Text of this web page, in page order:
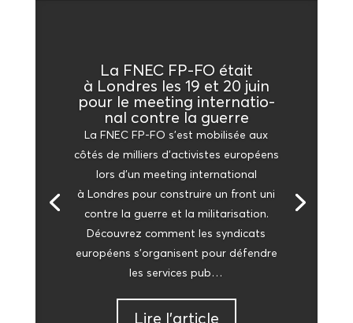
La FNEC FP-FO était
à Londres les 19 et 20 juin
pour le mee­ting inter­na­tio­
nal contre la guerre
La FNEC FP-FO s’est mobi­li­sée aux
côtés de mil­liers d’ac­ti­vistes euro­péens
lors d’un mee­ting inter­na­tio­nal
à Londres pour construire un front uni
contre la guerre et la mili­ta­ri­sa­tion.
Décou­vrez com­ment les syn­di­cats
euro­péens s’or­ga­nisent pour défendre
les ser­vices pub…
Lire l’ar­ticle